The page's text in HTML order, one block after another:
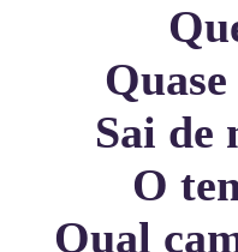
Sai de
O
Qual